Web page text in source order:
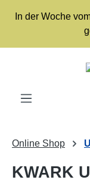
Zum Hauptinhalt
In der Woche
Online Shop
KWARK